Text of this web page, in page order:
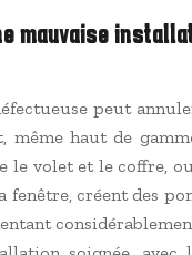
mauvaise
peut
même haut de
le volet et le coffre,
fenêtre, créent des